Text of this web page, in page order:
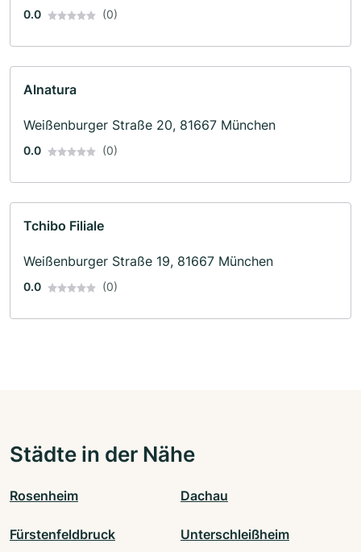
0.0 (0)
Alnatura
Weißenburger Straße 20, 81667 München
0.0 (0)
Tchibo Filiale
Weißenburger Straße 19, 81667 München
0.0 (0)
Städte in der Nähe
Rosenheim Dachau
Fürstenfeldbruck Unterschleißheim